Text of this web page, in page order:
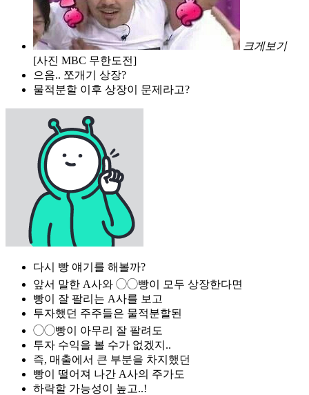
크게보기
[사진 MBC 무한도전]
으음.. 쪼개기 상장?
물적분할 이후 상장이 문제라고?
다시 빵 얘기를 해볼까?
앞서 말한 A사와 ◯◯빵이 모두 상장한다면
빵이 잘 팔리는 A사를 보고
투자했던 주주들은 물적분할된
◯◯빵이 아무리 잘 팔려도
투자 수익을 볼 수가 없겠지..
즉, 매출에서 큰 부분을 차지했던
빵이 떨어져 나간 A사의 주가도
하락할 가능성이 높고..!